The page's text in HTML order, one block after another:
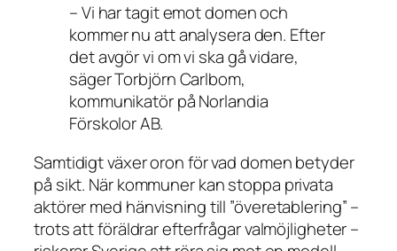
– Vi har tagit emot domen och
kommer nu att analysera den. Efter
det avgör vi om vi ska gå vidare,
säger Torbjörn Carlbom,
kommunikatör på Norlandia
Förskolor AB.
Samtidigt växer oron för vad domen betyder
på sikt. När kommuner kan stoppa privata
aktörer med hänvisning till ”överetablering” –
trots att föräldrar efterfrågar valmöjligheter –